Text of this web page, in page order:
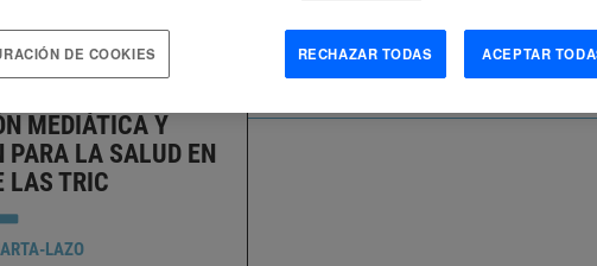
MEDIÁTICA Y
PARA LA SALUD EN
LAS TRIC
LAZO
RECHAZAR TODAS ACEPTAR
DE COOKIES